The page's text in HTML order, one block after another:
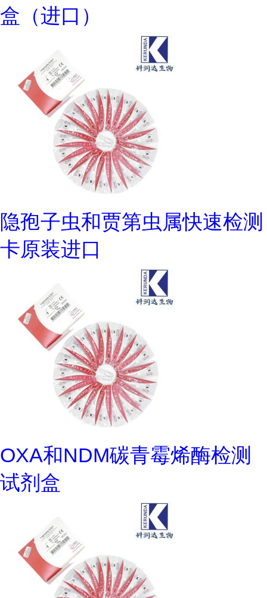
盒（进口）
隐孢子虫和贾第虫属快速检测
卡原装进口
OXA和NDM碳青霉烯酶检测
试剂盒